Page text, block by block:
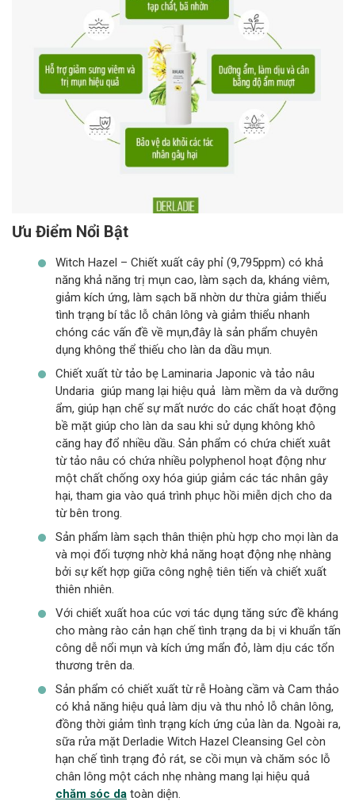
Ưu Điểm Nổi Bật
Witch Hazel – Chiết xuất cây phỉ (9,795ppm) có khả
năng khả năng trị mụn cao, làm sạch da, kháng viêm,
giảm kích ứng, làm sạch bã nhờn dư thừa giảm thiểu
tình trạng bí tắc lỗ chân lông và giảm thiểu nhanh
chóng các vấn đề về mụn,đây là sản phẩm chuyên
dụng không thể thiếu cho làn da dầu mụn.
Chiết xuất từ tảo bẹ Laminaria Japonic và tảo nâu
Undaria giúp mang lại hiệu quả làm mềm da và dưỡng
ẩm, giúp hạn chế sự mất nước do các chất hoạt động
bề mặt giúp cho làn da sau khi sử dụng không khô
căng hay đổ nhiều dầu. Sản phẩm có chứa chiết xuât
từ tảo nâu có chứa nhiều polyphenol hoạt động như
một chất chống oxy hóa giúp giảm các tác nhân gây
hại, tham gia vào quá trình phục hồi miễn dịch cho da
từ bên trong.
Sản phẩm làm sạch thân thiện phù hợp cho mọi làn da
và mọi đối tượng nhờ khả năng hoạt động nhẹ nhàng
bởi sự kết hợp giữa công nghệ tiên tiến và chiết xuất
thiên nhiên.
Với chiết xuất hoa cúc vơi tác dụng tăng sức đề kháng
cho màng rào cản hạn chế tình trạng da bị vi khuẩn tấn
công dễ nổi mụn và kích ứng mẩn đỏ, làm dịu các tổn
thương trên da.
Sản phẩm có chiết xuất từ rễ Hoàng cầm và Cam thảo
có khả năng hiệu quả làm dịu và thu nhỏ lỗ chân lông,
đồng thời giảm tình trạng kích ứng của làn da. Ngoài ra,
sữa rửa mặt Derladie Witch Hazel Cleansing Gel còn
hạn chế tình trạng đỏ rát, se cồi mụn và chăm sóc lỗ
chân lông một cách nhẹ nhàng mang lại hiệu quả
chăm sóc da toàn diện.